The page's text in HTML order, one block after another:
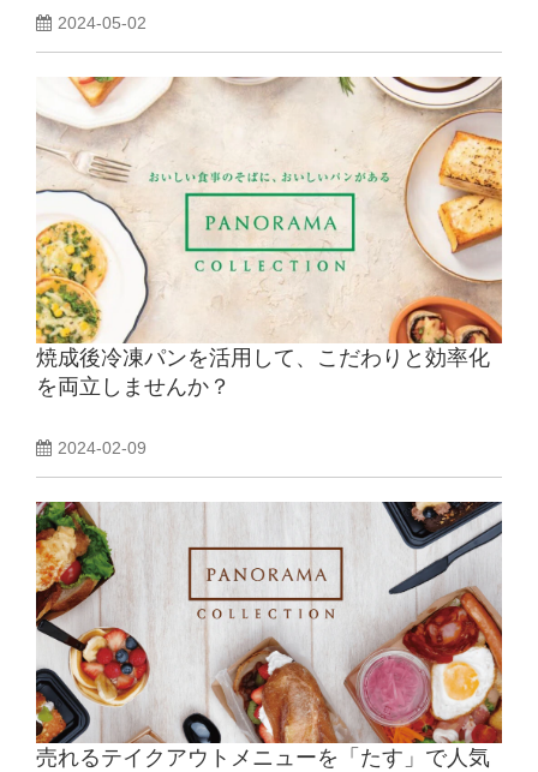
2024-05-02
焼成後冷凍パンを活用して、こだわりと効率化
を両立しませんか？
2024-02-09
売れるテイクアウトメニューを「たす」で人気